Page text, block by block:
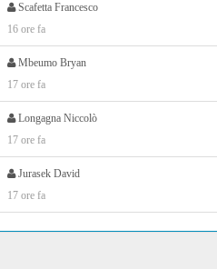
Scafetta Francesco
16 ore fa
Mbeumo Bryan
17 ore fa
Longagna Niccolò
17 ore fa
Jurasek David
17 ore fa